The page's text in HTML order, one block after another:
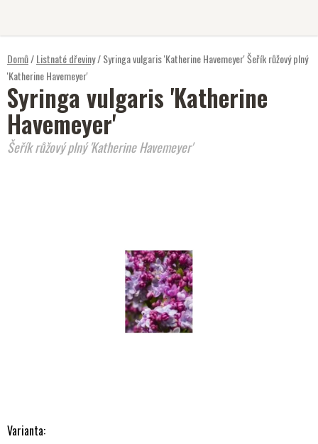
Domů/Listnaté dřeviny/Syringa vulgaris 'Katherine Havemeyer'Šeřík růžový plný
'Katherine Havemeyer'
Varianta:
Syringa vulgaris 'Katherine
Havemeyer'
Šeřík růžový plný 'Katherine Havemeyer'